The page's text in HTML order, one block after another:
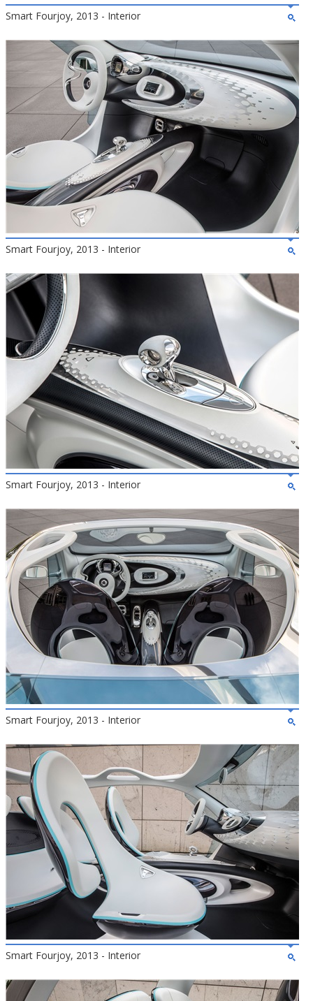
Smart Fourjoy, 2013 - Interior
Smart Fourjoy, 2013 - Interior
Smart Fourjoy, 2013 - Interior
Smart Fourjoy, 2013 - Interior
Smart Fourjoy, 2013 - Interior